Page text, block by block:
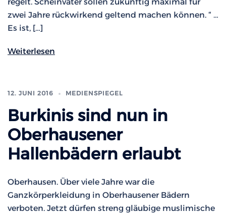
zwei Jahre rückwirkend geltend machen können. “ …
Es ist, […]
Weiterlesen
12. JUNI 2016 MEDIENSPIEGEL
Burkinis sind nun in
Oberhausener
Hallenbädern erlaubt
Oberhausen. Über viele Jahre war die
Ganzkörperkleidung in Oberhausener Bädern
verboten. Jetzt dürfen streng gläubige muslimische